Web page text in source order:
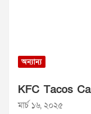
অন্যান্য
KFC Tacos
মার্চ ১৬, ২০২৫